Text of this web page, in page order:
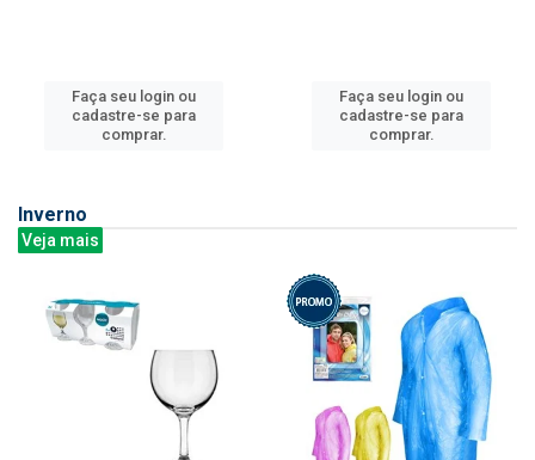
Faça seu login ou
cadastre-se para
comprar.
Faça seu login ou
cadastre-se para
comprar.
Inverno
Veja mais